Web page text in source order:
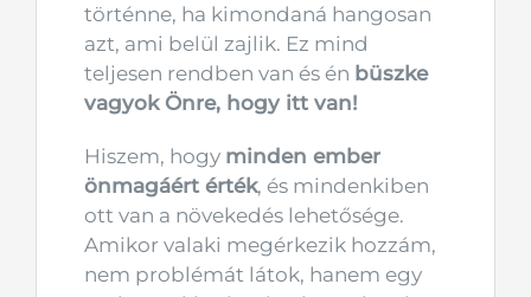
történne, ha kimondaná hangosan
azt, ami belül zajlik. Ez mind
teljesen rendben van és én büszke
vagyok Önre, hogy itt van!
Hiszem, hogy minden ember
önmagáért érték, és mindenkiben
ott van a növekedés lehetősége.
Amikor valaki megérkezik hozzám,
nem problémát látok, hanem egy